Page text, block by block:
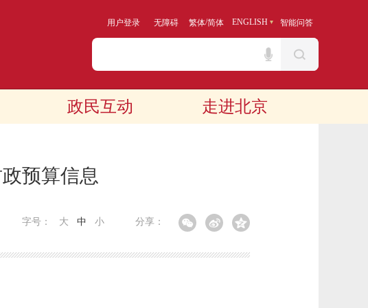
用户登录 无障碍 繁体/简体 ENGLISH 智能问答
政民互动 走进北京
预算信息
分享：
字号： 大 中 小